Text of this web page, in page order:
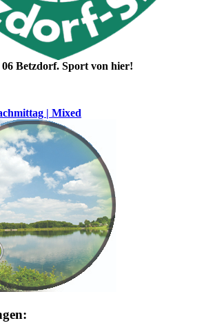
06 Betzdorf. Sport von hier!
| Mixed